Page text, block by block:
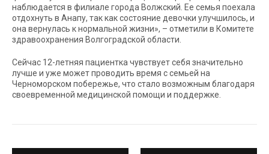
наблюдается в филиале города Волжский. Ее семья поехала
отдохнуть в Анапу, так как состояние девочки улучшилось, и
она вернулась к нормальной жизни», – отметили в Комитете
здравоохранения Волгоградской области.
Сейчас 12-летняя пациентка чувствует себя значительно
лучше и уже может проводить время с семьей на
Черноморском побережье, что стало возможным благодаря
своевременной медицинской помощи и поддержке.